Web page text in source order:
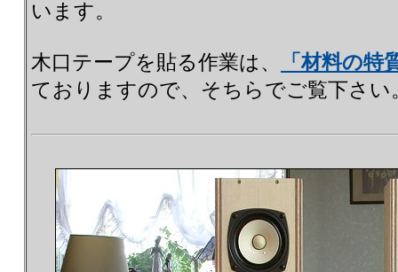
います。
木口テープを貼る作業は、
「材料の特
ておりますので、そちらでご覧下さい